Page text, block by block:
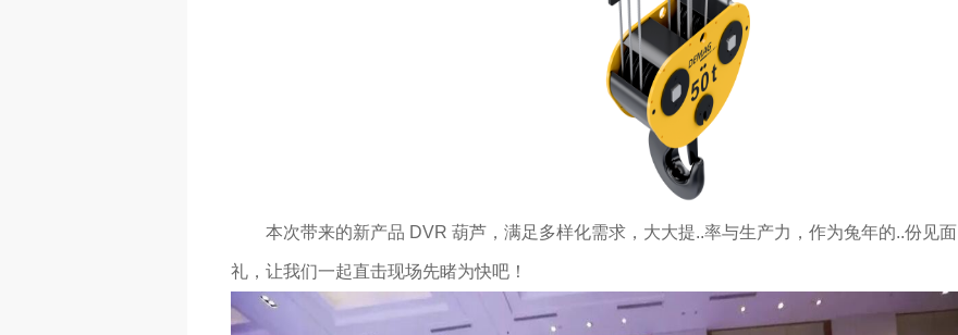
本次带来的新产品 DVR 葫芦，满足多样化需求，大大提..率与生产力，作为兔年的..份见面
礼，让我们一起直击现场先睹为快吧！